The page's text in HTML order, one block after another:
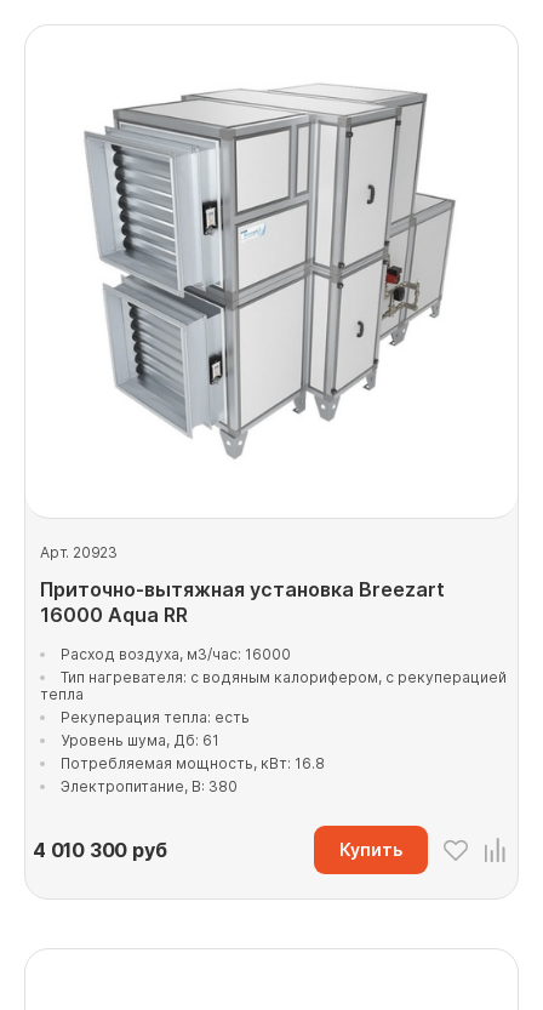
Арт. 20923
Приточно-вытяжная установка Breezart
16000 Aqua RR
Расход воздуха, м3/час: 16000
Тип нагревателя: с водяным калорифером, с рекуперацией
тепла
Рекуперация тепла: есть
Уровень шума, Дб: 61
Потребляемая мощность, кВт: 16.8
Электропитание, В: 380
4 010 300 руб Купить